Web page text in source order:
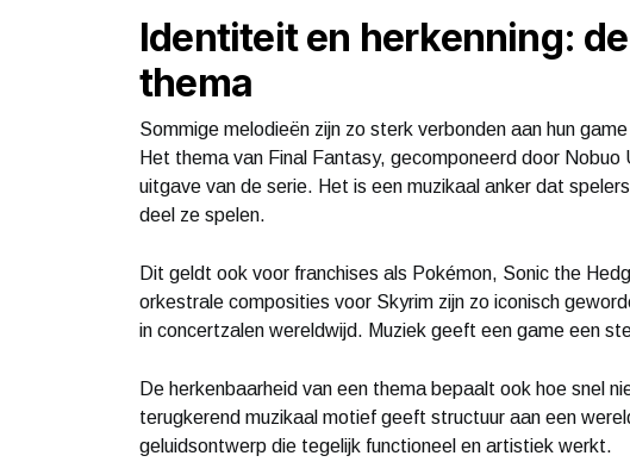
Identiteit en herkenning:
thema
Sommige melodieën zijn zo sterk verbonden aan hun
Het thema van Final Fantasy, gecomponeerd door
uitgave van de serie. Het is een muzikaal anker dat
deel ze spelen.
Dit geldt ook voor franchises als Pokémon, Sonic the
orkestrale composities voor Skyrim zijn zo iconisch
in concertzalen wereldwijd. Muziek geeft een game een
De herkenbaarheid van een thema bepaalt ook hoe snel
terugkerend muzikaal motief geeft structuur aan een
geluidsontwerp die tegelijk functioneel en artistiek werkt.